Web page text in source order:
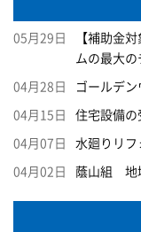
05月29日
【補助金
ムの最大の
04月28日 ゴールデ
04月15日 住宅設備の
04月07日 水廻りリ
04月02日 蔭山組 地